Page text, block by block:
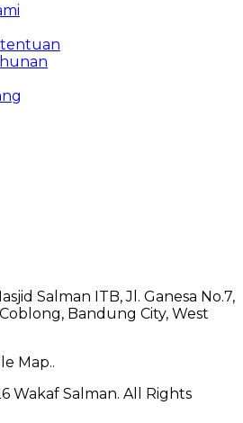
Salman ITB, Jl. Ganesa No.7,
Bandung City, West
Map..
Wakaf Salman. All Rights